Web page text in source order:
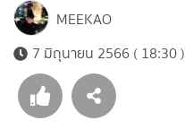
MEEKAO
7 มิถุนายน 2566 ( 18:30 )